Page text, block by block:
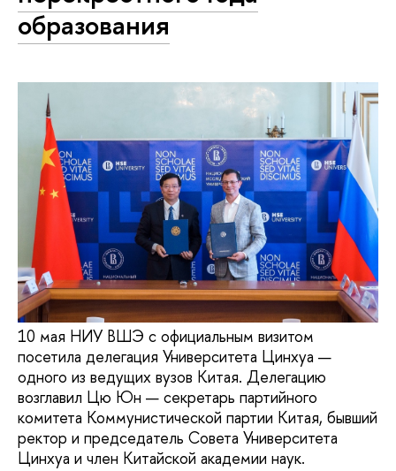
образования
10 мая НИУ ВШЭ с официальным визитом
посетила делегация Университета Цинхуа —
одного из ведущих вузов Китая. Делегацию
возглавил Цю Юн — секретарь партийного
комитета Коммунистической партии Китая, бывший
ректор и председатель Совета Университета
Цинхуа и член Китайской академии наук.